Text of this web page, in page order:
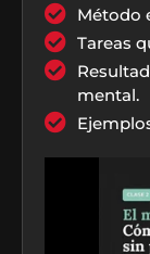
Método
Tareas
mental.